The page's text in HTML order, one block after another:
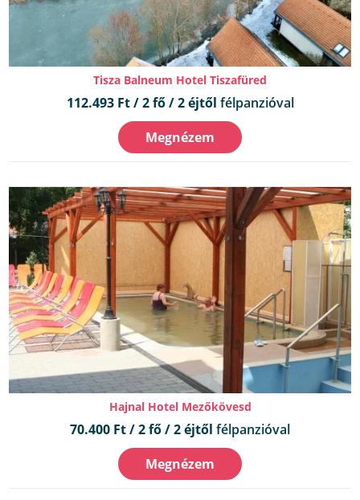
Tisza Balneum Hotel Tiszafüred
112.493 Ft / 2 fő / 2 éjtől félpanzióval
Megnézem
Hajnal Hotel Mezőkövesd
70.400 Ft / 2 fő / 2 éjtől félpanzióval
Megnézem